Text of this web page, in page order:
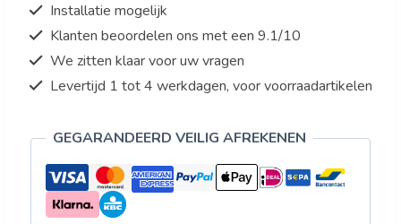
Installatie mogelijk
Klanten beoordelen ons met een 9.1/10
We zitten klaar voor uw vragen
Levertijd 1 tot 4 werkdagen, voor voorraadartikelen
GEGARANDEERD VEILIG AFREKENEN